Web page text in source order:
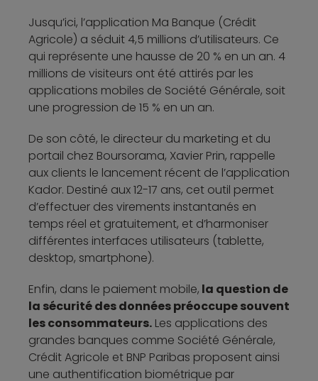
Jusqu’ici, l’application Ma Banque (Crédit
Agricole) a séduit 4,5 millions d’utilisateurs. Ce
qui représente une hausse de 20 % en un an. 4
millions de visiteurs ont été attirés par les
applications mobiles de Société Générale, soit
une progression de 15 % en un an.
De son côté, le directeur du marketing et du
portail chez Boursorama, Xavier Prin, rappelle
aux clients le lancement récent de l’application
Kador. Destiné aux 12-17 ans, cet outil permet
d’effectuer des virements instantanés en
temps réel et gratuitement, et d’harmoniser
différentes interfaces utilisateurs (tablette,
desktop, smartphone).
Enfin, dans le paiement mobile, la question de
la sécurité des données préoccupe souvent
les consommateurs. Les applications des
grandes banques comme Société Générale,
Crédit Agricole et BNP Paribas proposent ainsi
une authentification biométrique par